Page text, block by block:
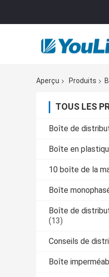
Aperçu Produits
TOUS LES
Boîte de
Boîte en
10 boîte de la
Boîte
Boîte de
(13)
Conseils de
Boîte